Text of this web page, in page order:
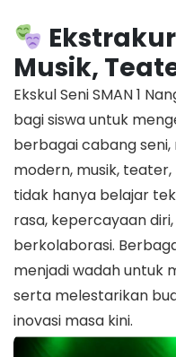
Musik,
Ekskul Seni SMAN 1
bagi siswa untuk
berbagai cabang
modern, musik, teater,
tidak hanya belajar
rasa, kepercayaan
berkolaborasi.
menjadi wadah untuk
serta melestarikan
inovasi masa kini.